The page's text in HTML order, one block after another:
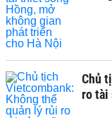
Chủ
ro tài